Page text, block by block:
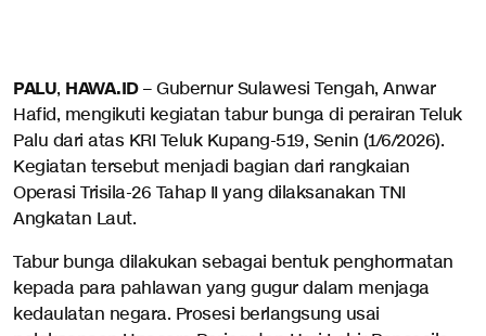
PALU, HAWA.ID– Gubernur Sulawesi Tengah, Anwar
Hafid, mengikuti kegiatan tabur bunga di perairan Teluk
Palu dari atas KRI Teluk Kupang-519, Senin (1/6/2026).
Kegiatan tersebut menjadi bagian dari rangkaian
Operasi Trisila-26 Tahap II yang dilaksanakan TNI
Angkatan Laut.
Tabur bunga dilakukan sebagai bentuk penghormatan
kepada para pahlawan yang gugur dalam menjaga
kedaulatan negara. Prosesi berlangsung usai